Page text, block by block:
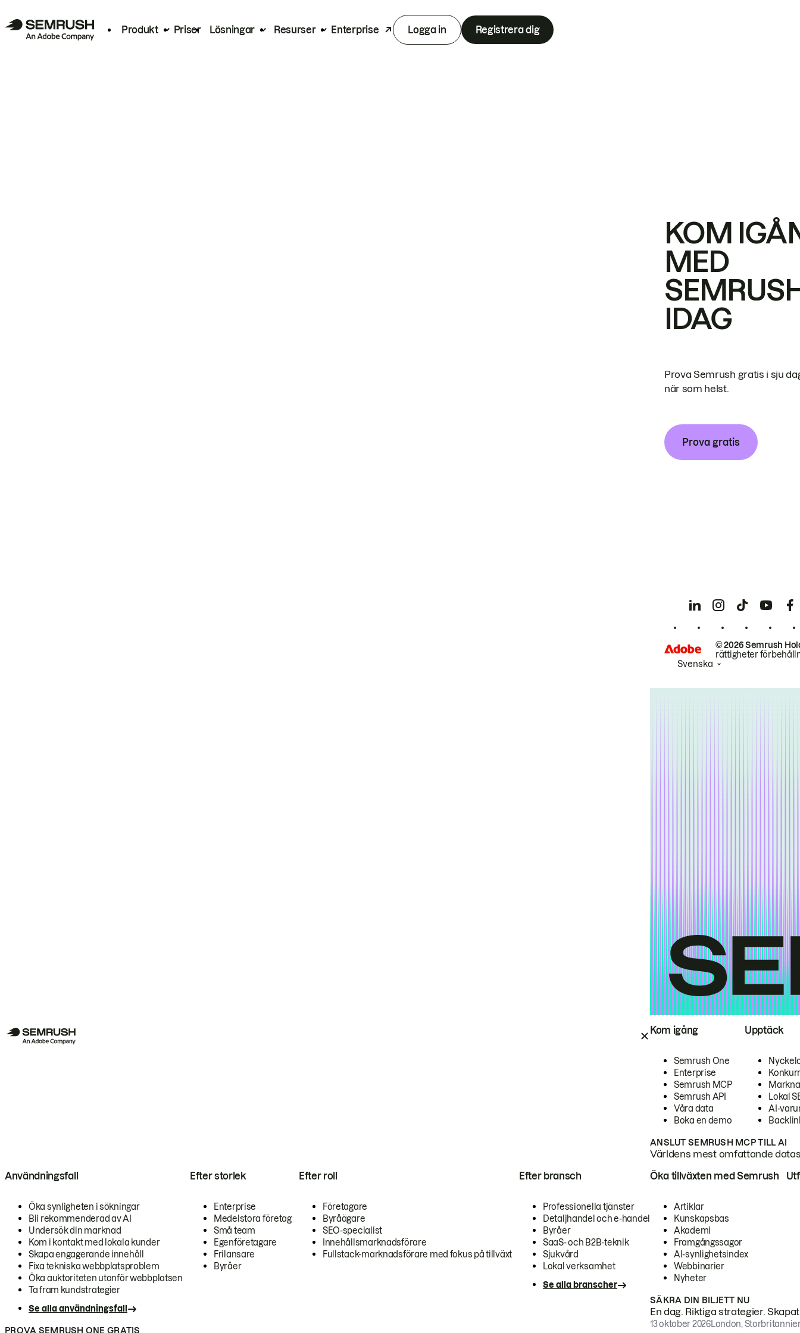
Produkt Priser Lösningar Resurser Enterprise Logga in Registrera dig
Kom igång
Semrush One
Enterprise
Semrush MCP
Semrush API
Våra data
Boka en demo
Upptäck
Lokal
AI-
ANSLUT SEMRUSH MCP TILL AI
Världens mest omfattande
Användningsfall
Öka synligheten i sökningar
Bli rekommenderad av AI
Undersök din marknad
Kom i kontakt med lokala kunder
Skapa engagerande innehåll
Fixa tekniska webbplatsproblem
Öka auktoriteten utanför webbplatsen
Ta fram kundstrategier
Se alla användningsfall
Efter storlek
Enterprise
Medelstora företag
Små team
Egenföretagare
Frilansare
Byråer
Efter roll
Företagare
Byråägare
SEO-specialist
Innehållsmarknadsförare
Fullstack-marknadsförare med fokus på tillväxt
Efter bransch
Professionella tjänster
Detaljhandel och e-handel
Byråer
SaaS- och B2B-teknik
Sjukvård
Lokal verksamhet
Se alla branscher
PROVA SEMRUSH ONE GRATIS
Öka tillväxten med Semrush
Artiklar
Kunskapsbas
Akademi
Framgångssagor
AI-synlighetsindex
Webbinarier
Nyheter
SÄKRA DIN BILJETT NU
En dag. Riktiga strategier.
13 oktober 2026London,
KOM
MED
IDAG
Prova Semrush gratis i sju
när som helst.
Prova gratis
© 2026 Semrush
rättigheter
Svenska